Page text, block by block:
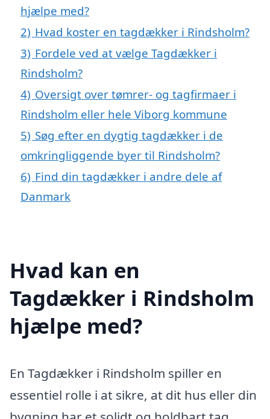
hjælpe med?
2) Hvad koster en tagdækker i Rindsholm?
3) Fordele ved at vælge Tagdækker i
Rindsholm?
4) Oversigt over tømrer- og tagfirmaer i
Rindsholm eller hele Viborg kommune
5) Søg efter en dygtig tagdækker i de
omkringliggende byer til Rindsholm?
6) Find din tagdækker i andre dele af
Danmark
Hvad kan en
Tagdækker i Rindsholm
hjælpe med?
En Tagdækker i Rindsholm spiller en
essentiel rolle i at sikre, at dit hus eller din